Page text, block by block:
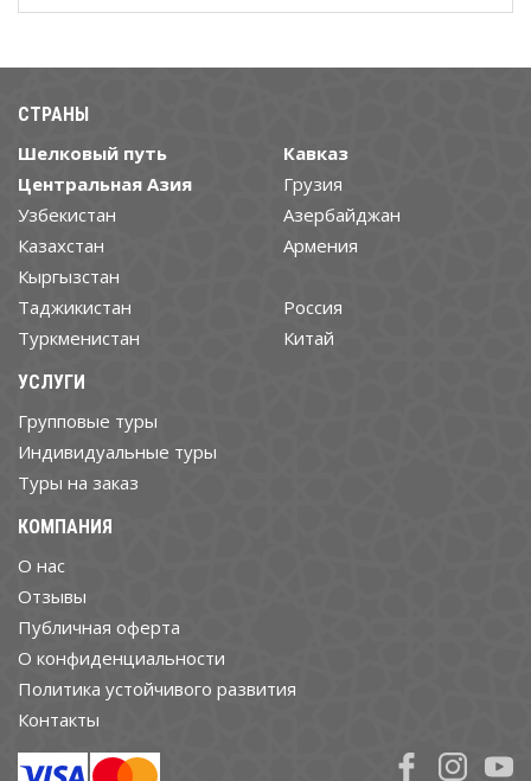
СТРАНЫ
Шелковый путь
Центральная Азия
Узбекистан
Казахстан
Кыргызстан
Таджикистан
Туркменистан
Кавказ
Грузия
Азербайджан
Армения
Россия
Китай
УСЛУГИ
Групповые туры
Индивидуальные туры
Туры на заказ
КОМПАНИЯ
О нас
Отзывы
Публичная оферта
О конфиденциальности
Политика устойчивого развития
Контакты